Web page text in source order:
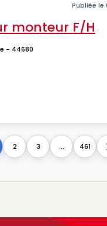
Publiée
monteur F/H
- 44680
2 3 ... 461